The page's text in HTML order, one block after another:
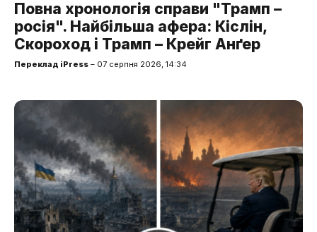
Повна хронологія справи "Трамп –
росія". Найбільша афера: Кіслін,
Скороход і Трамп – Крейг Анґер
Переклад iPress – 07 серпня 2026, 14:34